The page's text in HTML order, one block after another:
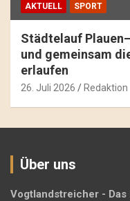
AKTUELL SPORT
Städtelauf
und gemeinsam
erlaufen
26. Juli 2026 Redaktion
Über uns
Vogtlandstreicher -